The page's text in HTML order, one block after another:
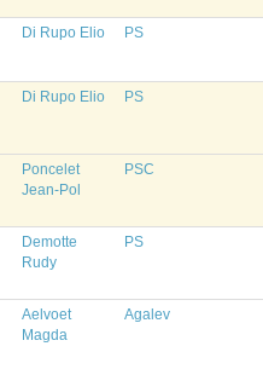
Di Rupo Elio PS
Di Rupo Elio PS
Poncelet
Jean-Pol
PSC
Demotte
Rudy
PS
Aelvoet
Magda
Agalev